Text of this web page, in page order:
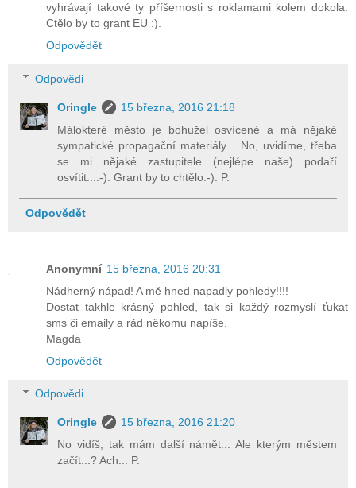
vyhrávají takové ty příšernosti s roklamami kolem dokola.
Ctělo by to grant EU :).
Odpovědět
Odpovědi
Oringle
15 března, 2016 21:18
Málokteré město je bohužel osvícené a má nějaké
sympatické propagační materiály... No, uvidíme, třeba
se mi nějaké zastupitele (nejlépe naše) podaří
osvítit...:-). Grant by to chtělo:-). P.
Odpovědět
Anonymní 15 března, 2016 20:31
Nádherný nápad! A mě hned napadly pohledy!!!!
Dostat takhle krásný pohled, tak si každý rozmyslí ťukat
sms či emaily a rád někomu napíše.
Magda
Odpovědět
Odpovědi
Oringle
15 března, 2016 21:20
No vidíš, tak mám další námět... Ale kterým městem
začít...? Ach... P.